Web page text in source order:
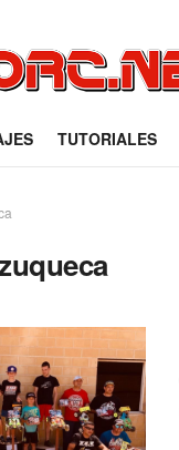
TUTORIALES